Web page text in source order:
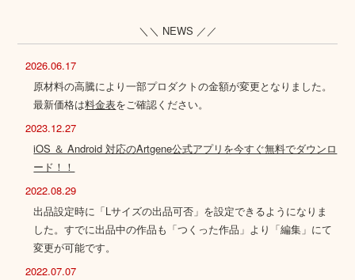
＼＼ NEWS ／／
2026.06.17
原材料の高騰により一部プロダクトの金額が変更となりました。
最新価格は料金表をご確認ください。
2023.12.27
iOS ＆ Android 対応のArtgene公式アプリを今すぐ無料でダウンロ
ード！！
2022.08.29
出品設定時に「Lサイズの出品可否」を設定できるようになりま
した。すでに出品中の作品も「つくった作品」より「編集」にて
変更が可能です。
2022.07.07